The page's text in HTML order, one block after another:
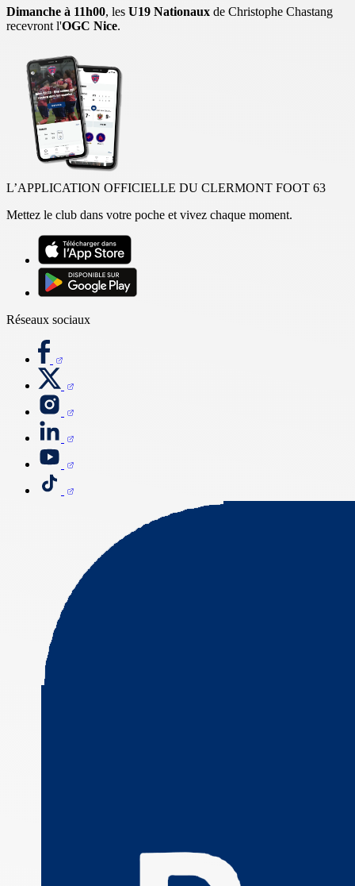
Dimanche à 11h00, les U19 Nationaux de Christophe Chastang
recevront l'OGC Nice.
L’APPLICATION OFFICIELLE DU CLERMONT FOOT 63
Mettez le club dans votre poche et vivez chaque moment.
Réseaux sociaux